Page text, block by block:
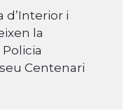
d’Interior i
la
Centenari